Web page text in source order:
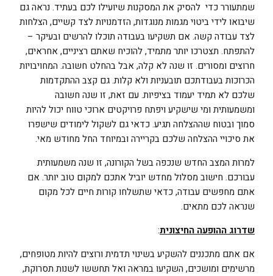
שמתעורר כדי להסיק את המסקנות שיועילו לכם בעתיד. נראה גם
שיבואו לידי ביטוי מגמות מנוגדות, הזדמנויות לצד קשיים, הצלחות
לצד עבודה קשה. אם תשקיעו בעבודה תוכלו להרשים ובעיקר –
להתפתח. תצטרכו יותר מתמיד, להוכיח שאתם רציניים, אחראים,
חרוצים ומסורים. זו שנה לא קלה, אבל בהחלט חשובה. המחויבויות
הכרוכות בעבודתכם תובעניות ולא קלות. גם קצב ההתקדמות
שלכם לא תמיד יעמוד בציפיות. עם זאת, זו שנה חשובה
ומשמעותית ומי שישקיע ויפתח פרויקטים ארוכי טווח יכול להיות
סמוך ובטוח שההצלחה תגיע. כדאי גם לשקול לימודים שישפרו
את סיכויי ההצלחה שלכם בקריירה ובמיוחד החל מחודש מאי.
למרות המצב החדש שנכפה בשל הקורונה, זו שנה משמעותית
עבורכם. חישוב מסלול מחדש יוביל אתכם למקום טוב יותר. אם
אתם מחפשים עבודה, כדאי שתשלחו קורות חיים לכל מקום
שנראה לכם מתאים.
שדרוג ההופעה החיצונית:
אם אתם מתכננים להשקיע בשינוי תדמית ורוצים להיות מטופחים,
מרשימים ומושכים, השקיעו במראה ואל תחששו לשנות תסרוקת,